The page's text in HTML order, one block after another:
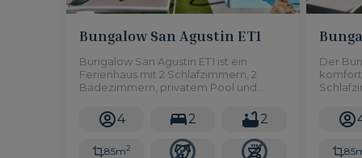
Bungalow San Agustin ET1
Bungalow San Agustin ET1 ist ein
Ferienhaus mit 2 Schlafzimmern, 2
Badezimmern, privatem Pool und
ganz in der Nähe des Strandes.
4 2 2
85m2
Der